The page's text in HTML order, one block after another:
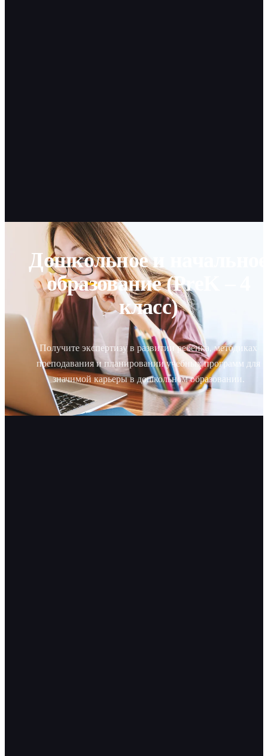
Дошкольное и начальное
образование (PreK – 4
класс)
Получите экспертизу в развитии ребёнка, методиках
преподавания и планировании учебных программ для
значимой карьеры в дошкольном образовании.